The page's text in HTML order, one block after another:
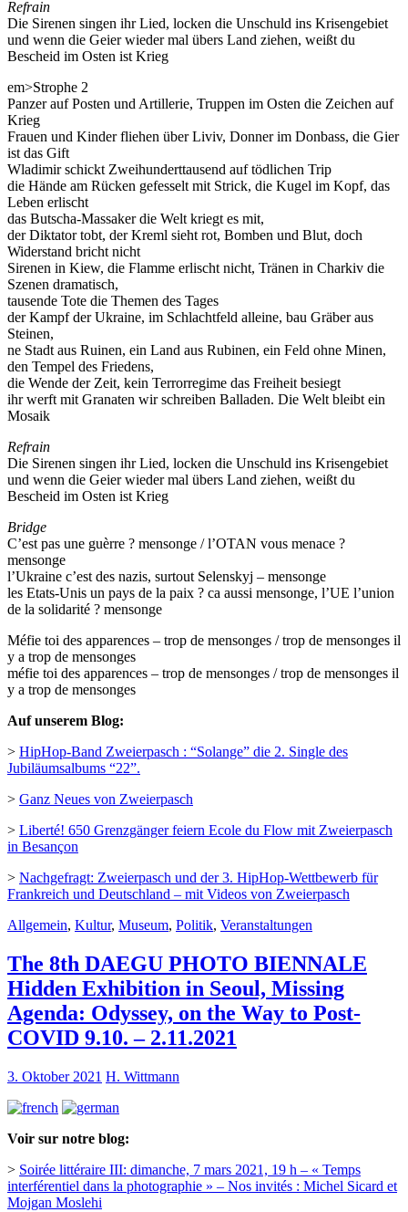
Refrain
Die Sirenen singen ihr Lied, locken die Unschuld ins Krisengebiet
und wenn die Geier wieder mal übers Land ziehen, weißt du
Bescheid im Osten ist Krieg
em>Strophe 2
Panzer auf Posten und Artillerie, Truppen im Osten die Zeichen auf
Krieg
Frauen und Kinder fliehen über Liviv, Donner im Donbass, die Gier
ist das Gift
Wladimir schickt Zweihunderttausend auf tödlichen Trip
die Hände am Rücken gefesselt mit Strick, die Kugel im Kopf, das
Leben erlischt
das Butscha-Massaker die Welt kriegt es mit,
der Diktator tobt, der Kreml sieht rot, Bomben und Blut, doch
Widerstand bricht nicht
Sirenen in Kiew, die Flamme erlischt nicht, Tränen in Charkiv die
Szenen dramatisch,
tausende Tote die Themen des Tages
der Kampf der Ukraine, im Schlachtfeld alleine, bau Gräber aus
Steinen,
ne Stadt aus Ruinen, ein Land aus Rubinen, ein Feld ohne Minen,
den Tempel des Friedens,
die Wende der Zeit, kein Terrorregime das Freiheit besiegt
ihr werft mit Granaten wir schreiben Balladen. Die Welt bleibt ein
Mosaik
Refrain
Die Sirenen singen ihr Lied, locken die Unschuld ins Krisengebiet
und wenn die Geier wieder mal übers Land ziehen, weißt du
Bescheid im Osten ist Krieg
Bridge
C’est pas une guèrre ? mensonge / l’OTAN vous menace ?
mensonge
l’Ukraine c’est des nazis, surtout Selenskyj – mensonge
les Etats-Unis un pays de la paix ? ca aussi mensonge, l’UE l’union
de la solidarité ? mensonge
Méfie toi des apparences – trop de mensonges / trop de mensonges il
y a trop de mensonges
méfie toi des apparences – trop de mensonges / trop de mensonges il
y a trop de mensonges
Auf unserem Blog:
> HipHop-Band Zweierpasch : “Solange” die 2. Single des
Jubiläumsalbums “22”.
> Ganz Neues von Zweierpasch
> Liberté! 650 Grenzgänger feiern Ecole du Flow mit Zweierpasch
in Besançon
> Nachgefragt: Zweierpasch und der 3. HipHop-Wettbewerb für
Frankreich und Deutschland – mit Videos von Zweierpasch
Allgemein, Kultur, Museum, Politik, Veranstaltungen
The 8th DAEGU PHOTO BIENNALE
Hidden Exhibition in Seoul, Missing
Agenda: Odyssey, on the Way to Post-
COVID 9.10. – 2.11.2021
3. Oktober 2021 H. Wittmann
Voir sur notre blog:
> Soirée littéraire III: dimanche, 7 mars 2021, 19 h – « Temps
interférentiel dans la photographie » – Nos invités : Michel Sicard et
Mojgan Moslehi